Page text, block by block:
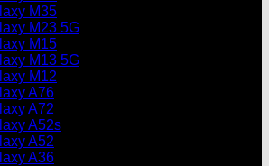
M35
M23 5G
M15
M13 5G
M12
A76
A72
A52s
A52
A36